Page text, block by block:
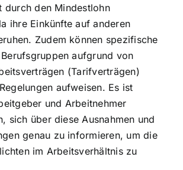
durch den Mindestlohn
ihre Einkünfte auf anderen
Zudem können spezifische
aufgrund von
(Tarifverträgen)
aufweisen. Es ist
und Arbeitnehmer
sich über diese Ausnahmen und
genau zu informieren, um die
im Arbeitsverhältnis zu